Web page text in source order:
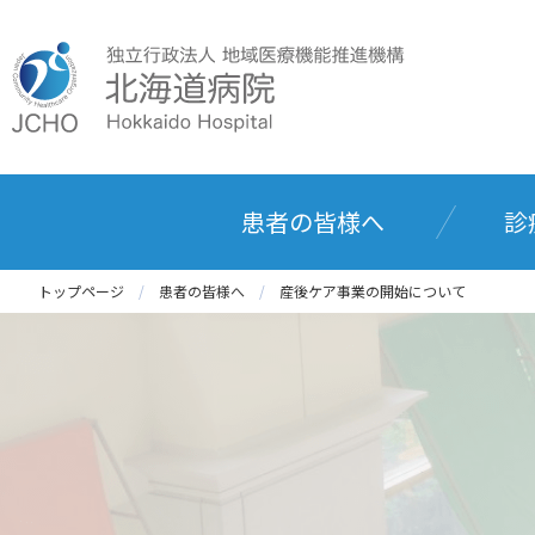
患者の皆様へ 診
トップページ 患者の皆様へ 産後ケア事業の開始について